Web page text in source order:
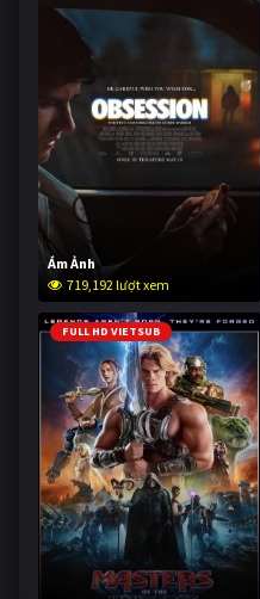
Ám Ảnh
719,192 lượt xem
FULL HD VIETSUB